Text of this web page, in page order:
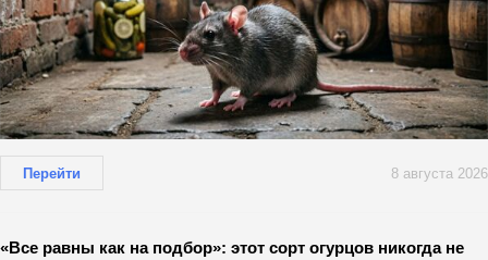
Перейти 8 августа 2026
«Все равны как на подбор»: этот сорт огурцов никогда не